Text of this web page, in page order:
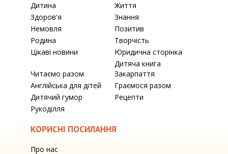
Дитина
Життя
Здоров'я
Знання
Немовля
Позитив
Родина
Творчість
Цікаві новини
Юридична сторінка
Читаємо разом
Дитяча книга
Закарпаття
Англійська для дітей
Граємося разом
Дитячий гумор
Рецепти
Рукоділля
КОРИСНІ ПОСИЛАННЯ
Про нас